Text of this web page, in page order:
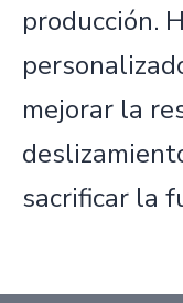
producción.
mejorar la
sacrificar la